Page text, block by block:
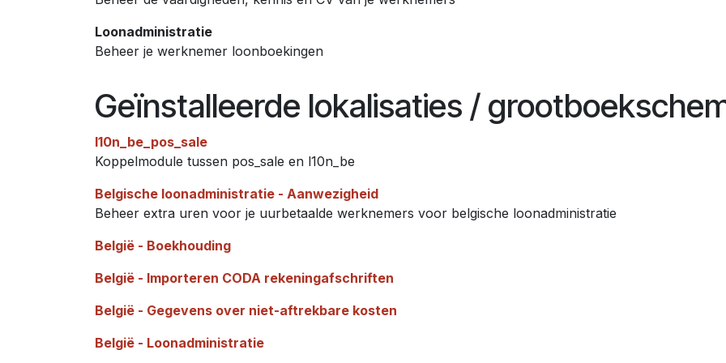
Loonadministratie
Beheer je werknemer loonboekingen
Geïnstalleerde lokalisaties /
l10n_be_pos_sale
Koppelmodule tussen pos_sale en l10n_be
Belgische loonadministratie - Aanwezigheid
Beheer extra uren voor je uurbetaalde werknemers voor belgische loonadministratie
België - Boekhouding
België - Importeren CODA rekeningafschriften
België - Gegevens over niet-aftrekbare kosten
België - Loonadministratie